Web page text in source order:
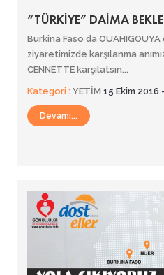
“TÜRKİYE” DAİMA
Burkina Faso da OUAHIGOUYA
ziyaretimizde karşılanma
CENNETTE karşılatsın...
Kategori : YETİM 15 Ekim 2016
Devamı...